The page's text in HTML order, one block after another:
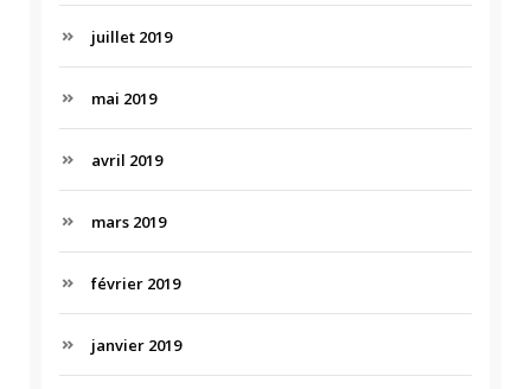
juillet 2019
mai 2019
avril 2019
mars 2019
février 2019
janvier 2019